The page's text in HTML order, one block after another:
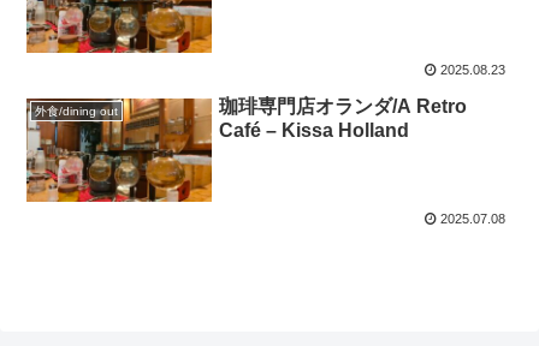
2025.08.23
外食/dining out
珈琲専門店オランダ/A Retro
Café – Kissa Holland
2025.07.08